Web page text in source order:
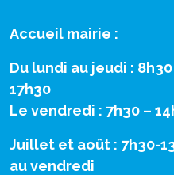
Accueil mairie :
Du lundi au jeudi :
17h30
Le vendredi : 7h30 –
Juillet et août : 7h30-
au vendredi